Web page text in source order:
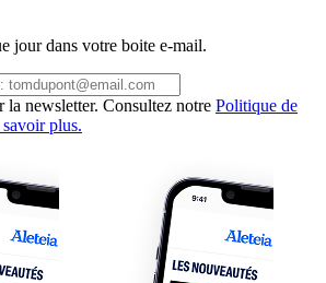
jour dans votre boite e-mail.
la newsletter. Consultez notre Politique de
plus.